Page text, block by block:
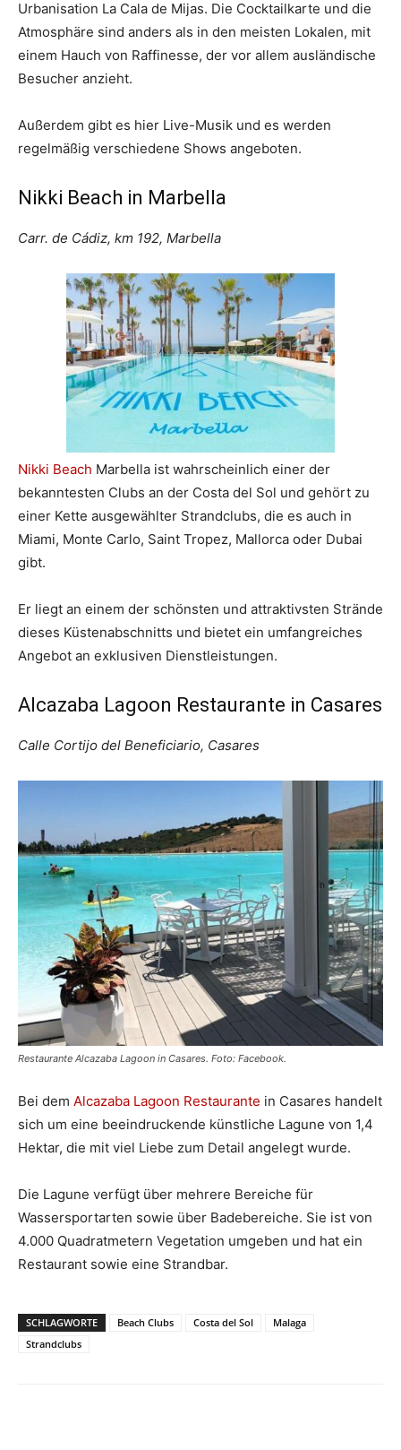
Urbanisation La Cala de Mijas. Die Cocktailkarte und die
Atmosphäre sind anders als in den meisten Lokalen, mit
einem Hauch von Raffinesse, der vor allem ausländische
Besucher anzieht.
Außerdem gibt es hier Live-Musik und es werden
regelmäßig verschiedene Shows angeboten.
Nikki Beach in Marbella
Carr. de Cádiz, km 192, Marbella
Nikki Beach Marbella ist wahrscheinlich einer der
bekanntesten Clubs an der Costa del Sol und gehört zu
einer Kette ausgewählter Strandclubs, die es auch in
Miami, Monte Carlo, Saint Tropez, Mallorca oder Dubai
gibt.
Er liegt an einem der schönsten und attraktivsten Strände
dieses Küstenabschnitts und bietet ein umfangreiches
Angebot an exklusiven Dienstleistungen.
Alcazaba Lagoon Restaurante in Casares
Calle Cortijo del Beneficiario, Casares
Restaurante Alcazaba Lagoon in Casares. Foto: Facebook.
Bei dem Alcazaba Lagoon Restaurante in Casares handelt
sich um eine beeindruckende künstliche Lagune von 1,4
Hektar, die mit viel Liebe zum Detail angelegt wurde.
Die Lagune verfügt über mehrere Bereiche für
Wassersportarten sowie über Badebereiche. Sie ist von
4.000 Quadratmetern Vegetation umgeben und hat ein
Restaurant sowie eine Strandbar.
SCHLAGWORTE Beach Clubs Costa del Sol
Malaga
Strandclubs